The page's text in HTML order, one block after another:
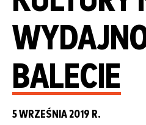
BALECIE
5 WRZEŚNIA 2019 R.